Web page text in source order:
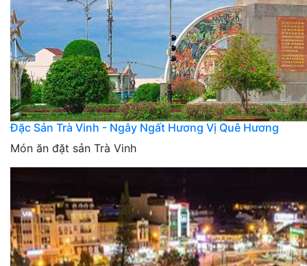
Đặc Sản Trà Vinh - Ngây Ngất Hương Vị Quê Hương
Món ăn đặt sản Trà Vinh